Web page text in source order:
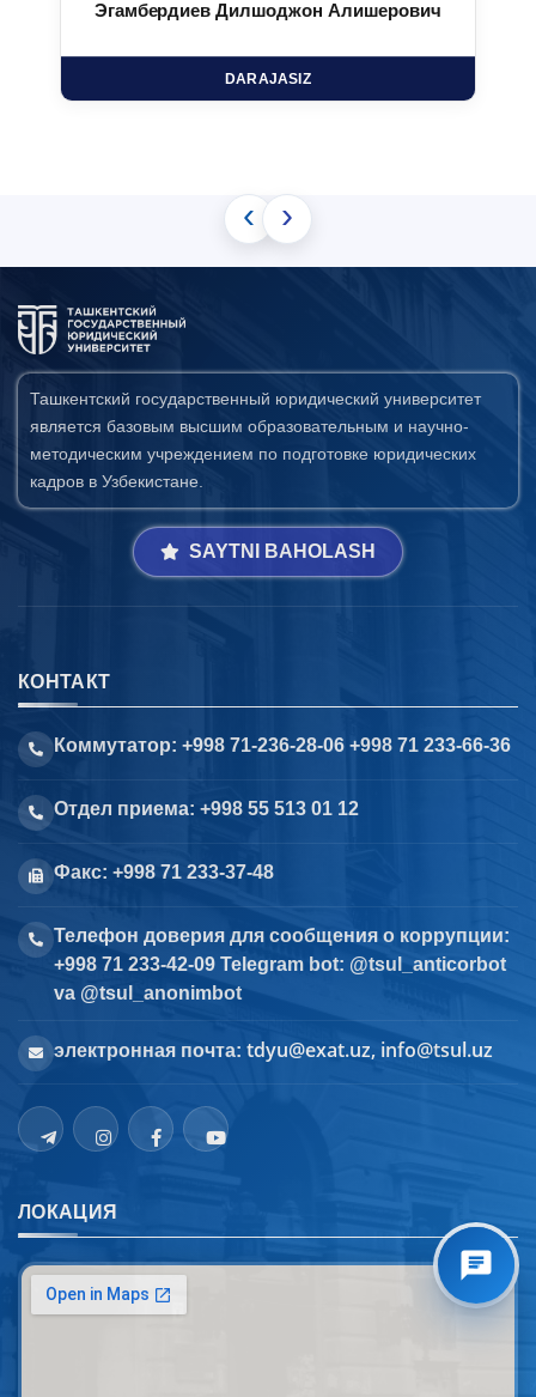
Эгамбердиев Дилшоджон Алишерович
DARAJASIZ
‹ ›
Ташкентский государственный юридический университет
является базовым высшим образовательным и научно-
методическим учреждением по подготовке юридических
кадров в Узбекистане.
SAYTNI BAHOLASH
КОНТАКТ
Коммутатор: +998 71-236-28-06 +998 71 233-66-36
Отдел приема: +998 55 513 01 12
Факс: +998 71 233-37-48
Телефон доверия для сообщения о коррупции:
+998 71 233-42-09 Telegram bot: @tsul_anticorbot
va @tsul_anonimbot
электронная почта: tdyu@exat.uz, info@tsul.uz
ЛОКАЦИЯ